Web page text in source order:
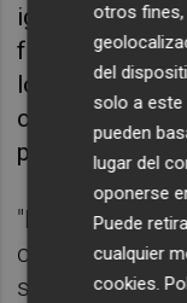
ignorar el
familia ha
los que ha
contraído
posteriormente".
"Nos
consecución
solicitantes de
otros
del
solo a este
pueden
lugar del
oponerse
Puede
cualquier
cookies.